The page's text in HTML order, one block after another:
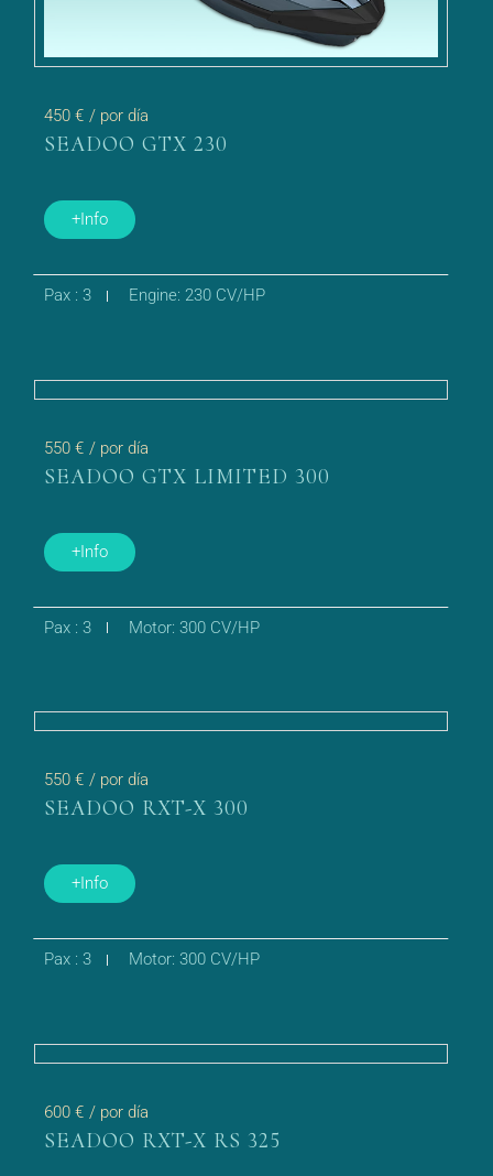
450 € / por día
SEADOO GTX 230
+Info
Pax : 3 Engine: 230 CV/HP
550 € / por día
SEADOO GTX LIMITED 300
+Info
Pax : 3 Motor: 300 CV/HP
550 € / por día
SEADOO RXT-X 300
+Info
Pax : 3 Motor: 300 CV/HP
600 € / por día
SEADOO RXT-X RS 325